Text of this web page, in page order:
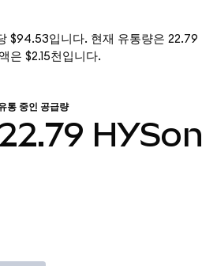
$94.53입니다. 현재 유통량은 22.79
은 $2.15천입니다.
통 중인 공급량
HYSon